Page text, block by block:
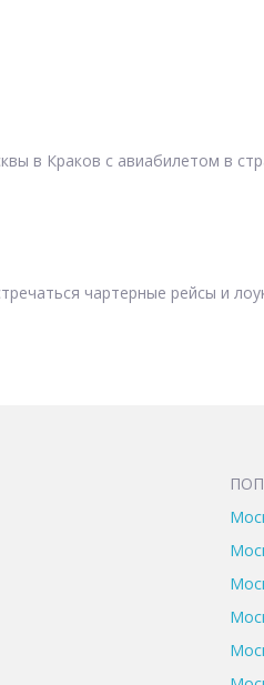
в Краков с авиабилетом в
чартерные рейсы и